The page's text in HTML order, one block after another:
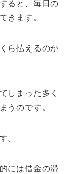
ると、毎日の
きます。
ら払えるのか
しまった多く
うのです。
。
には借金の滞